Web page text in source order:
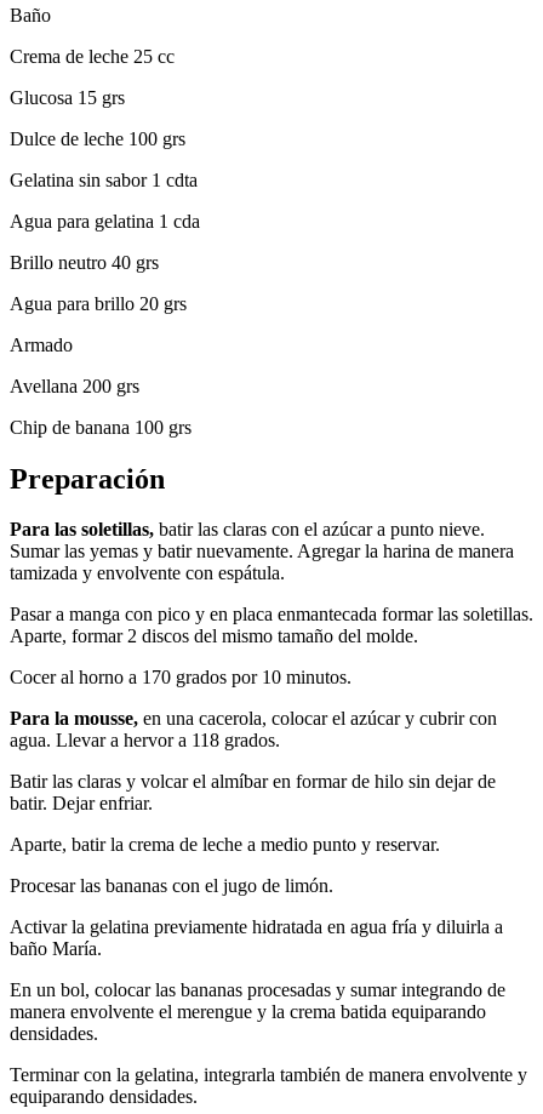
Baño
Crema de leche 25 cc
Glucosa 15 grs
Dulce de leche 100 grs
Gelatina sin sabor 1 cdta
Agua para gelatina 1 cda
Brillo neutro 40 grs
Agua para brillo 20 grs
Armado
Avellana 200 grs
Chip de banana 100 grs
Preparación
Para las soletillas, batir las claras con el azúcar a punto nieve.
Sumar las yemas y batir nuevamente. Agregar la harina de manera
tamizada y envolvente con espátula.
Pasar a manga con pico y en placa enmantecada formar las soletillas.
Aparte, formar 2 discos del mismo tamaño del molde.
Cocer al horno a 170 grados por 10 minutos.
Para la mousse, en una cacerola, colocar el azúcar y cubrir con
agua. Llevar a hervor a 118 grados.
Batir las claras y volcar el almíbar en formar de hilo sin dejar de
batir. Dejar enfriar.
Aparte, batir la crema de leche a medio punto y reservar.
Procesar las bananas con el jugo de limón.
Activar la gelatina previamente hidratada en agua fría y diluirla a
baño María.
En un bol, colocar las bananas procesadas y sumar integrando de
manera envolvente el merengue y la crema batida equiparando
densidades.
Terminar con la gelatina, integrarla también de manera envolvente y
equiparando densidades.